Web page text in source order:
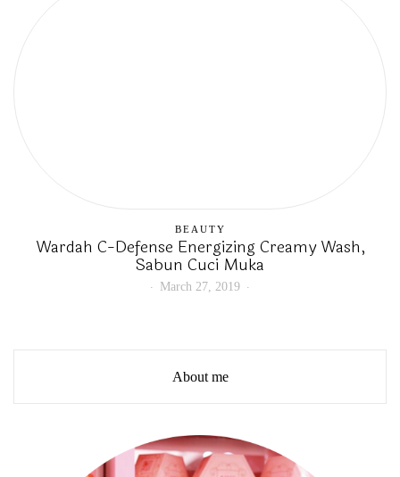
BEAUTY
Wardah C-Defense Energizing Creamy Wash,
Sabun Cuci Muka
March 27, 2019
About me